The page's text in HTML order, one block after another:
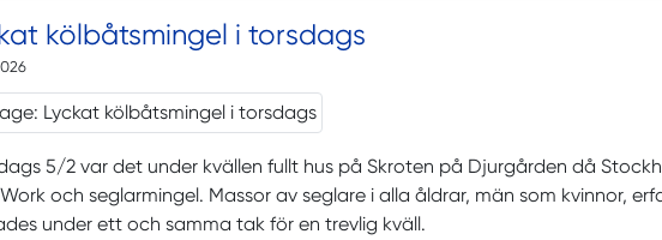
kölbåtsmingel i torsdags
5/2 var det under kvällen fullt hus på Skroten på Djurgården då
och seglarmingel. Massor av seglare i alla åldrar, män som kvinnor,
under ett och samma tak för en trevlig kväll.